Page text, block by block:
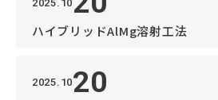
2025.10
ハイブリッドAlMg溶射工法
2025.1020